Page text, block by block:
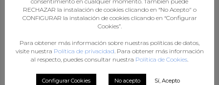
RECHAZAR la instalación de cookies clicando en “No Acepto" o
CONFIGURAR la instalación de cookies clicando en “Configurar
Cookies”.
Para obtener más información sobre nuestras políticas de datos,
visite nuestra Política de privacidad . Para obtener más información
al respecto, puedes consultar nuestra Política de Cookies
Configurar Cookies No acepto Sí, Acepto